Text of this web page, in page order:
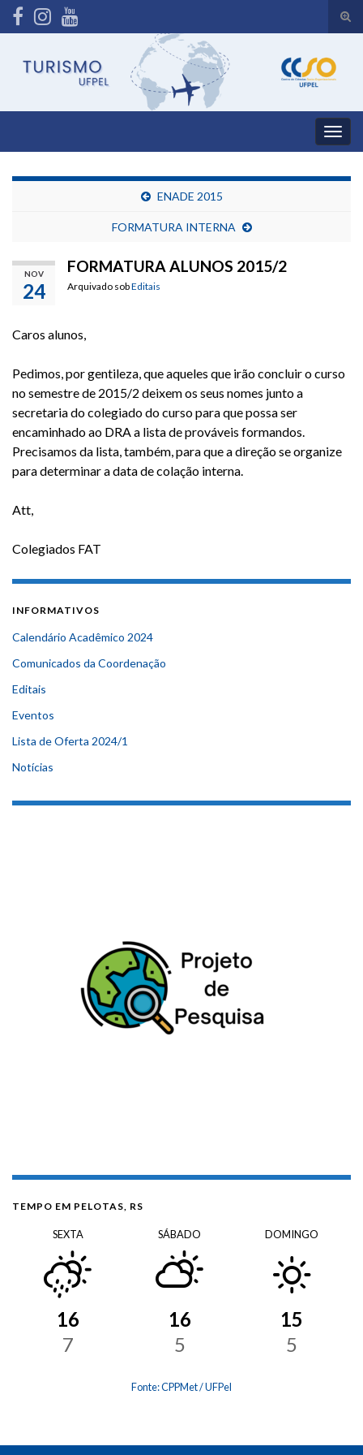
ENADE 2015
FORMATURA INTERNA
NOV
24
FORMATURA ALUNOS 2015/2
Arquivado sobEditais
Caros alunos,
Pedimos, por gentileza, que aqueles que irão concluir o curso
no semestre de 2015/2 deixem os seus nomes junto a
secretaria do colegiado do curso para que possa ser
encaminhado ao DRA a lista de prováveis formandos.
Precisamos da lista, também, para que a direção se organize
para determinar a data de colação interna.
Att,
Colegiados FAT
INFORMATIVOS
Calendário Acadêmico 2024
Comunicados da Coordenação
Editais
Eventos
Lista de Oferta 2024/1
Notícias
TEMPO EM PELOTAS, RS
SEXTA
16
7
SÁBADO
16
5
DOMINGO
15
5
Fonte: CPPMet / UFPel